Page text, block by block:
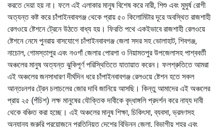
করতে দেয়া হয় না। ফলে এই এলাকার মানুষ বিশেষ করে নারী, শিশু এবং মুমুর্ষ রোগী
অত্যন্ত কষ্ট করে চাঁপাইনবাবগঞ্জ থেকে প্রায় ৫০ কিলোমিটার দূরে অবস্থিত রাজশাহী
রেলওয়ে ষ্টেশনে ট্রেনে উঠতে বাধ্য হয়। ফিরতি পথে একইভাবে রাজশাহী রেলওয়ে
ষ্টেশনে নেমে পুনরায় বাসযোগে চাঁপাইনবাবগঞ্জ জেলা সদর সহ ভোলাহাট, শিবগঞ্জ,
নাচোল, গোমস্তাপুর এবং নওগাঁ জেলার পোরশা ও নিয়ামতপুর উপজেলাসহ পাশ্ববর্তী
অঞ্চলের মানুষ অত্যন্ত ঝুকিপূর্ণ পরিস্থিতিতে যাতায়াত করেন। ফলশ্রুতিতে আমরা
এই অঞ্চলের জনসাধারণ দীর্ঘদিন ধরে চাঁপাইনবাবগঞ্জ রেলওয়ে ষ্টেশন হতে সকল
আন্তঃনগর ট্রেন চলাচলের জোর দাবি জানিয়ে আসছি। কিন্তু আমাদের এই অঞ্চলের
প্রায় ২৫ (পঁচিশ) লক্ষ মানুষের যৌক্তিক দাবীকে বৃদ্ধাঙ্গলি প্রদর্শন করে নায্য দাবী
থেকে বঞ্চিত করা হচ্ছে। এই অঞ্চলের মানুষ শিক্ষা, চিকিৎসা, ব্যবসা, ভ্রমণসহ
অন্যান্য জরুরি প্রয়োজনে প্রতিনিয়ত দেশের বিভিন্ন জেলা, বিভাগীয় শহর এবং